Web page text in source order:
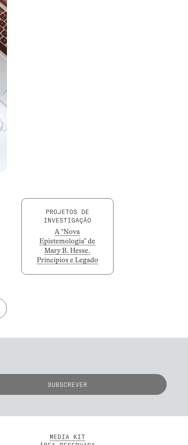
PROJETOS DE
INVESTIGAÇÃO
A “Nova
Epistemologia” de
Mary B. Hesse.
Princípios e Legado
MEDIA KIT